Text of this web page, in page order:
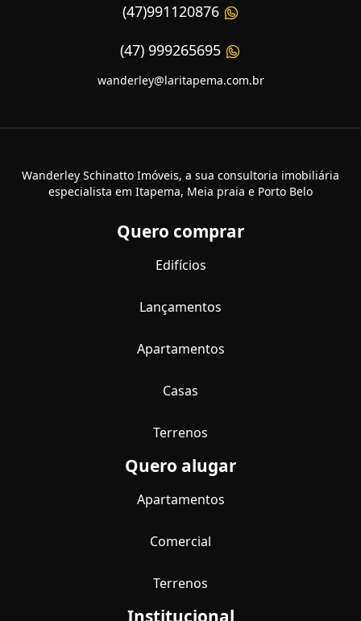
(47)991120876
(47) 999265695
wanderley@laritapema.com.br
Wanderley Schinatto Imóveis, a sua consultoria imobiliária
especialista em Itapema, Meia praia e Porto Belo
Quero comprar
Edifícios
Lançamentos
Apartamentos
Casas
Terrenos
Quero alugar
Apartamentos
Comercial
Terrenos
Institucional